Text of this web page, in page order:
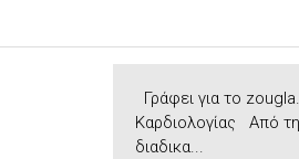
Γράφει για το
Καρδιολογίας Από
διαδικα...